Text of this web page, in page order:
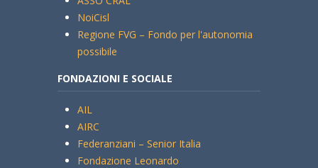
NoiCisl
Regione FVG – Fondo per l'autonomia
possibile
FONDAZIONI E SOCIALE
AIL
AIRC
Federanziani – Senior Italia
Fondazione Leonardo